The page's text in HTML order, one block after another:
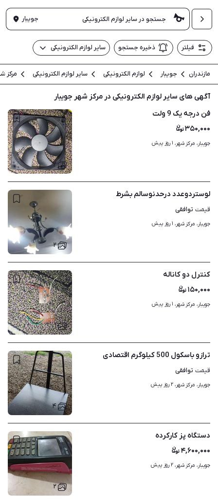
جویبار
فیلتر ذخیره جستجو سایر لوازم الکترونیکی
مازندران جویبار لوازم الکترونیکی سایر لوازم الکترونیکی مرکز
آگهی های سایر لوازم الکترونیکی در مرکز شهر جویبار
۲
فن درجه یک 9 ولت
۳۵۰,۰۰۰
جویبار، مرکز شهر، ۱ روز پیش
۲
لوستردوعدد درحدنوسالم بشرط
قیمت توافقی
جویبار، مرکز شهر، ۱ روز پیش
۱
کنترل دو کاناله
۱۵۰,۰۰۰
جویبار، مرکز شهر، ۱ روز پیش
۴
ترازو باسکول 500 کیلوگرم اقتصادی
قیمت توافقی
جویبار، مرکز شهر، ۲ روز پیش
۲
دستگاه پز کارکرده
۴,۶۰۰,۰۰۰
جویبار، مرکز شهر، ۲ روز پیش